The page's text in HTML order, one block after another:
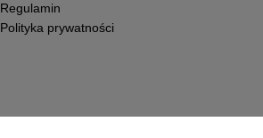
Regulamin
Polityka prywatności